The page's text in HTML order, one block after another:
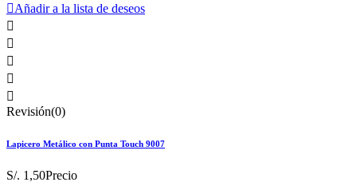
Añadir a la lista de deseos





Revisión(0)
Lapicero Metálico con Punta Touch 9007
S/. 1,50Precio